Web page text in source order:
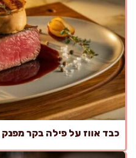
כבד אווז על פילה בקר